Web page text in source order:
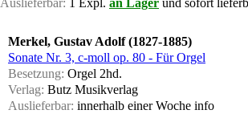
Auslieferbar: 1 Expl. an Lager und sofort
Merkel, Gustav Adolf (1827-1885)
Sonate Nr. 3, c-moll op. 80 - Für Orgel
Besetzung: Orgel 2hd.
Verlag: Butz Musikverlag
Auslieferbar: innerhalb einer Woche info